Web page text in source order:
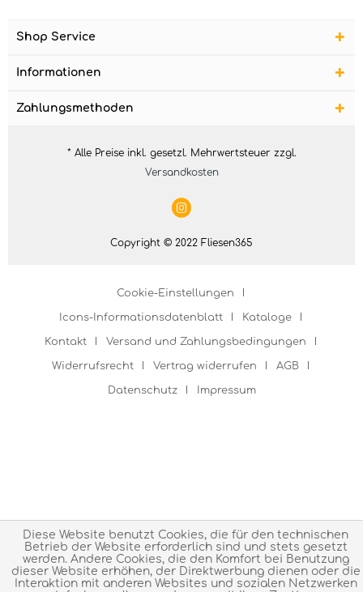
Shop Service
Informationen
Zahlungsmethoden
* Alle Preise inkl. gesetzl. Mehrwertsteuer zzgl.
Versandkosten
Copyright © 2022 Fliesen365
Cookie-Einstellungen
Icons-Informationsdatenblatt Kataloge
Kontakt Versand und Zahlungsbedingungen
Widerrufsrecht Vertrag widerrufen AGB
Datenschutz Impressum
Diese Website benutzt Cookies, die für den technischen
Betrieb der Website erforderlich sind und stets gesetzt
werden. Andere Cookies, die den Komfort bei Benutzung
dieser Website erhöhen, der Direktwerbung dienen oder die
Interaktion mit anderen Websites und sozialen Netzwerken